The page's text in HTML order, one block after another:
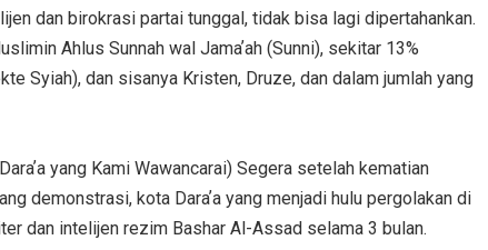
dan birokrasi partai tunggal, tidak bisa lagi dipertahankan.
Ahlus Sunnah wal Jamaʼah (Sunni), sekitar 13%
Syiah), dan sisanya Kristen, Druze, dan dalam jumlah yang
yang Kami Wawancarai) Segera setelah kematian
demonstrasi, kota Daraʼa yang menjadi hulu pergolakan di
dan intelijen rezim Bashar Al-Assad selama 3 bulan.